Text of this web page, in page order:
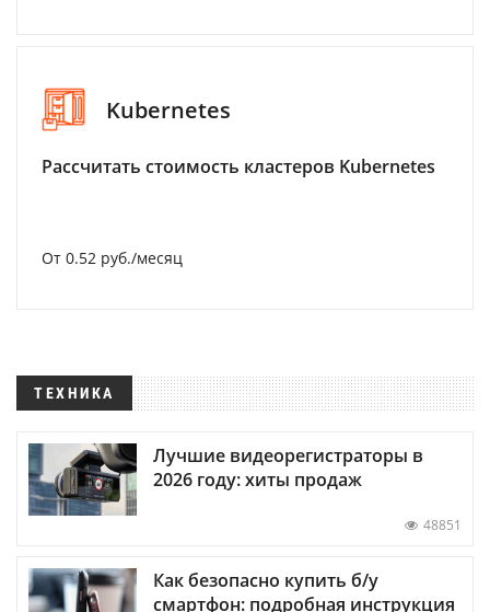
Kubernetes
Рассчитать стоимость кластеров Kubernetes
От 0.52 руб./месяц
ТЕХНИКА
Лучшие видеорегистраторы в
2026 году: хиты продаж
48851
Как безопасно купить б/у
смартфон: подробная инструкция